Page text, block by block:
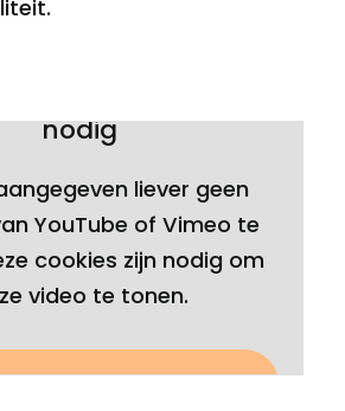
op YouTube
nodig
liever geen
YouTube of Vimeo te
cookies zijn nodig om
video te tonen.
Ik ga akkoord